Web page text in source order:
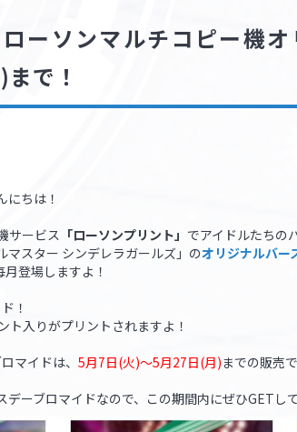
ローソンマルチコピー機
で！
にちは！
サービス 「ローソンプリント」 でアイドルたちの
マスター シンデレラガールズ」のオリジナルバー
登場しますよ！
！
ト入りがプリントされますよ！
マイドは、 5月7日(火)～5月27日(月)までの販売で
ーブロマイドなので、この期間内にぜひGETし